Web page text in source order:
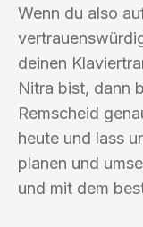
Wenn du also
deinen
Nitra bist, dann
Remscheid
heute und lass
planen und
und mit dem